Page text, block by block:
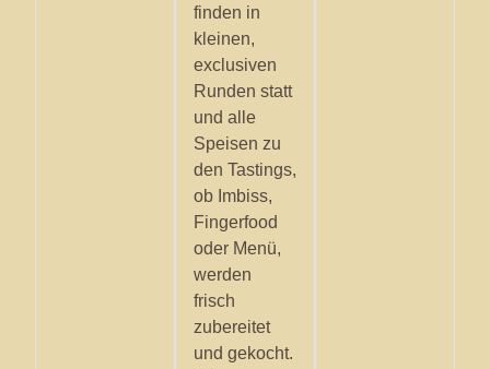
finden in
kleinen,
exclusiven
Runden statt
und alle
Speisen zu
den Tastings,
ob Imbiss,
Fingerfood
oder Menü,
werden
frisch
zubereitet
und gekocht.